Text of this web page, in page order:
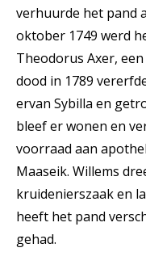
verhuurde het pand
oktober 1749 werd
Theodorus Axer,
dood in 1789
ervan Sybilla en
bleef er wonen en
voorraad aan
Maaseik. Willems
kruidenierszaak en
heeft het pand
gehad.